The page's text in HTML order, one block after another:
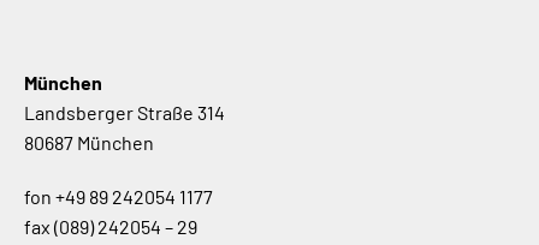
München
Landsberger Straße 314
80687 München
fon +49 89 242054 1177
fax (089) 242054 – 29